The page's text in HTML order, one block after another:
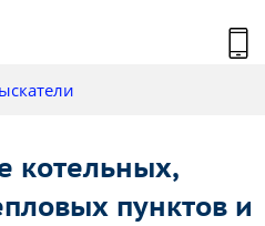
котельных,
пунктов и